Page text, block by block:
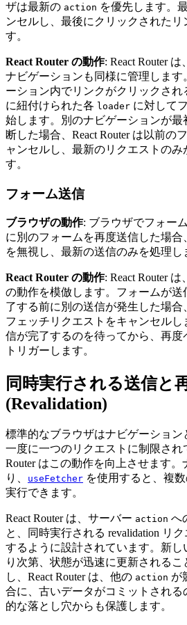
ザは最新の action を優先します。
ンセルし、最後にクリックされたリ
す。
React Router の動作: React Router
ナビゲーションも同様に管理します
ーション内でリンクがクリックさ
に紐付けられた各 loader に対して
始します。別のナビゲーションが最
断した場合、React Router は以前の
ャンセルし、最新のリクエストのみ
す。
フォーム送信
ブラウザの動作: ブラウザでフォー
に別のフォームを再度送信した場
を無視し、最新の送信のみを処理し
React Router の動作: React Router
の動作を模倣します。フォームが
了する前に別の送信が発生した場合
フェッチリクエストをキャンセル
信が完了するのを待ってから、再度
トリガーします。
同時実行される送信と
(Revalidation)
標準的なブラウザはナビゲーション
一度に一つのリクエストに制限され
Router はこの動作を向上させます
り、
useFetcher を使用すると、複
実行できます。
React Router は、サーバー action へ
と、同時実行される revalidation リ
するように設計されています。新
り次第、状態が迅速に更新される
し、React Router は、他の action が
合に、古いデータがコミットされ
的な落とし穴からも保護します。